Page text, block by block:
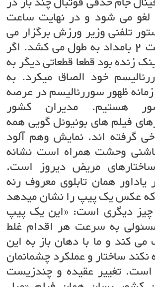
می شود و در نهایت ساعت
دستور تلفنی وزیر ورزش برگزار می
شود و تا ساعت ۲ بامداد به طول می کشد. اگر
زنده بود قطعا قطعاتی دیگر به
خود الصاق میکرد. به
زمانه ظهور سوررئالیسم در عرصه
هستیم. مدیران کشور
فیلم های بونیوئل گویی همه
گرفته اند. نمایش وهم آلود
وحشت همراه است نشانه
مریض دیروز است.
همان تابلوی معروف رنه
عکس یک پیپ را نشان میدهد
چیز دیگری است: «این یک پیپ
به سرعت هر اقدام غلط
کند و ما با دهان باز به این
ساختار و عملکرد چشمانمان
تغییر عقیده و چندزیست